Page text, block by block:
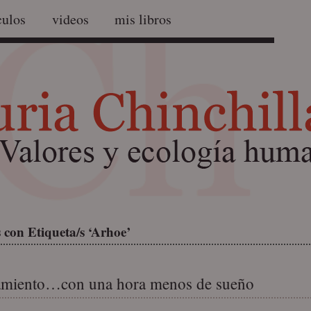
videos mis libros
Etiqueta/s ‘Arhoe’
una hora menos de sueño